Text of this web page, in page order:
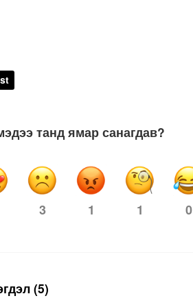
танд ямар санагдав?
3 1 1 0
(5)